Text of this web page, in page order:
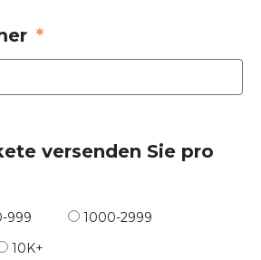
versenden Sie pro
999
1000-2999
10K+